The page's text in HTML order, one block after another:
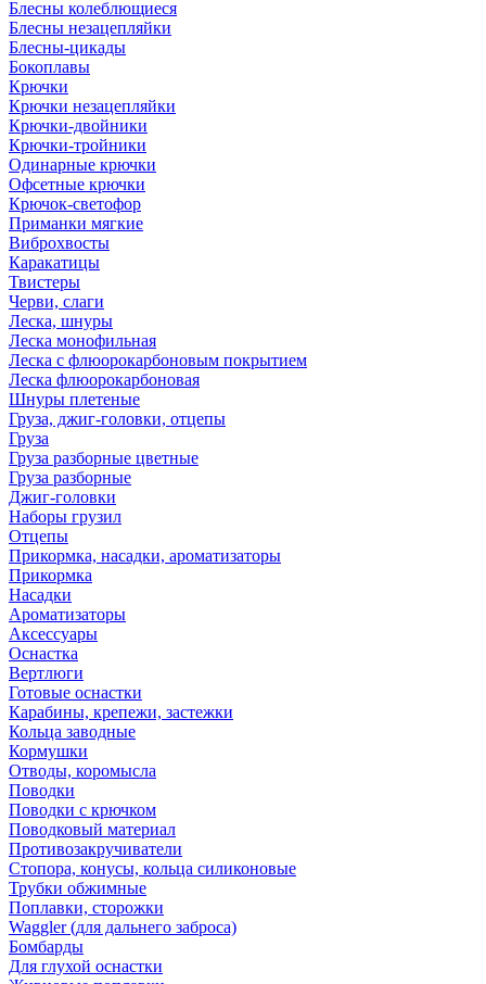
Блесны колеблющиеся
Блесны незацепляйки
Блесны-цикады
Бокоплавы
Крючки
Крючки незацепляйки
Крючки-двойники
Крючки-тройники
Одинарные крючки
Офсетные крючки
Крючок-светофор
Приманки мягкие
Виброхвосты
Каракатицы
Твистеры
Черви, слаги
Леска, шнуры
Леска монофильная
Леска с флюорокарбоновым покрытием
Леска флюорокарбоновая
Шнуры плетеные
Груза, джиг-головки, отцепы
Груза
Груза разборные цветные
Груза разборные
Джиг-головки
Наборы грузил
Отцепы
Прикормка, насадки, ароматизаторы
Прикормка
Насадки
Ароматизаторы
Аксессуары
Оснастка
Вертлюги
Готовые оснастки
Карабины, крепежи, застежки
Кольца заводные
Кормушки
Отводы, коромысла
Поводки
Поводки с крючком
Поводковый материал
Противозакручиватели
Стопора, конусы, кольца силиконовые
Трубки обжимные
Поплавки, сторожки
Waggler (для дальнего заброса)
Бомбарды
Для глухой оснастки